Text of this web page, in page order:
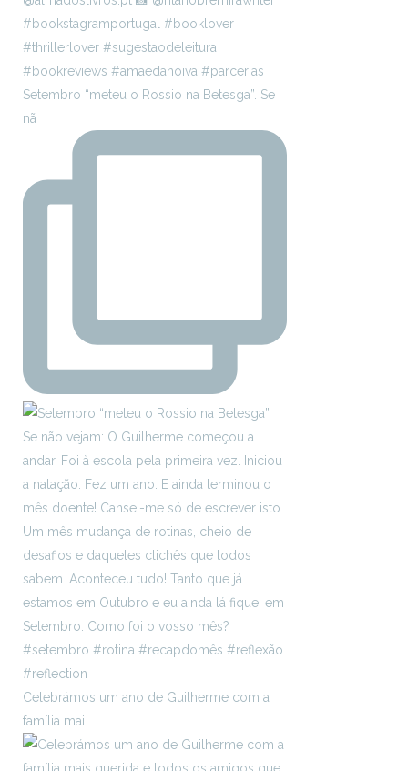
Setembro “meteu o Rossio na Betesga”. Se
nã
Celebrámos um ano de Guilherme com a
família mai